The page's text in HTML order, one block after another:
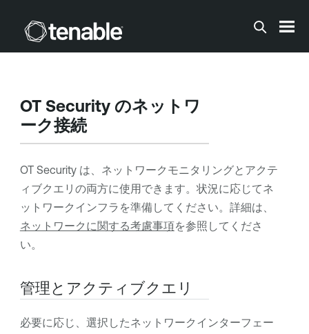
メインコンテンツに移動する
OT Securityのネットワ
ーク接続
OT Securityは、ネットワークモニタリングとアクテ
ィブクエリの両方に使用できます。状況に応じてネ
ットワークインフラを準備してください。 詳細は、
ネットワークに関する考慮事項を参照してくださ
い。
管理とアクティブクエリ
必要に応じ、選択したネットワークインターフェー